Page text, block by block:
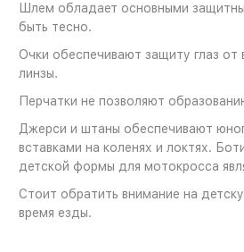
Шлем обладает основными
быть тесно.
Очки обеспечивают защиту глаз
линзы.
Перчатки не позволяют
Джерси и штаны обеспечивают
вставками на коленях и локтях.
детской формы для мотокросса
Стоит обратить внимание на
время езды.